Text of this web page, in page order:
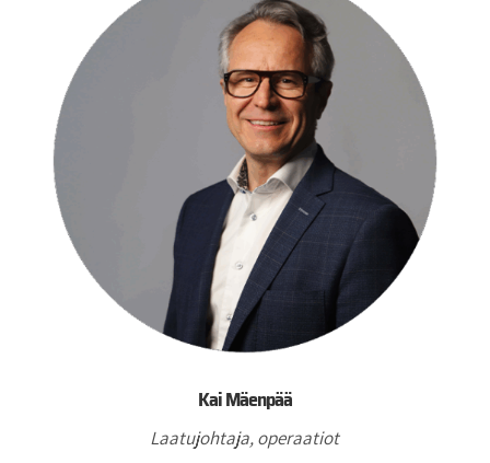
Kai Mäenpää
Laatujohtaja, operaatiot